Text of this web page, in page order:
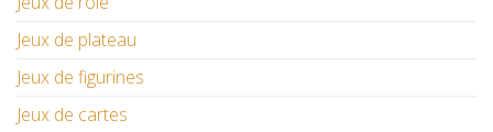
Jeux de plateau
Jeux de figurines
Jeux de cartes